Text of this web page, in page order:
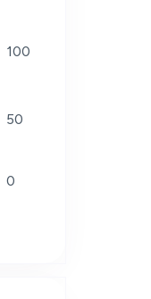
100
50
0